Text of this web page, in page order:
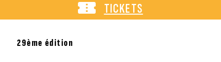
TICKETS
29ème édition